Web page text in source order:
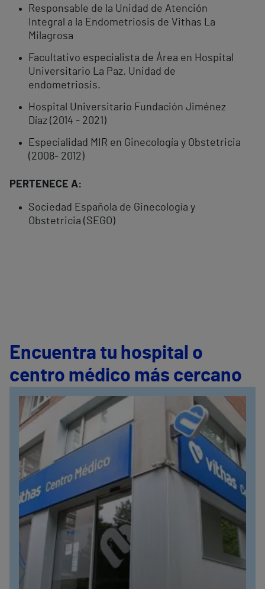
Responsable de la Unidad de Atención
Integral a la Endometriosis de Vithas La
Milagrosa
Facultativo especialista de Área en Hospital
Universitario La Paz. Unidad de
endometriosis.
Hospital Universitario Fundación Jiménez
Díaz (2014 - 2021)
Especialidad MIR en Ginecología y Obstetricia
(2008- 2012)
PERTENECE A:
Sociedad Española de Ginecología y
Obstetricia (SEGO)
Encuentra tu hospital o
centro médico más cercano